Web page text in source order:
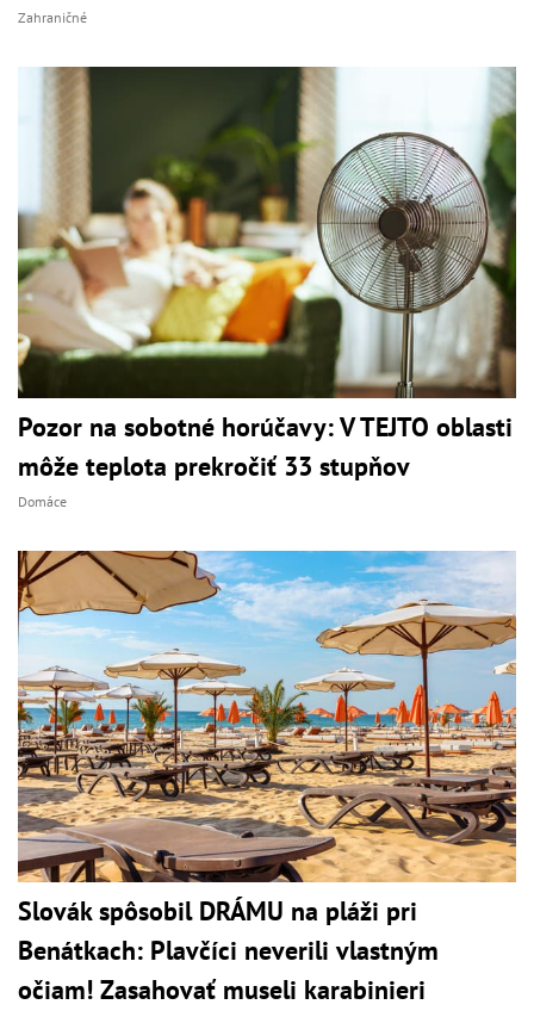
Zahraničné
Pozor na sobotné horúčavy: V TEJTO oblasti
môže teplota prekročiť 33 stupňov
Domáce
Slovák spôsobil DRÁMU na pláži pri
Benátkach: Plavčíci neverili vlastným
očiam! Zasahovať museli karabinieri